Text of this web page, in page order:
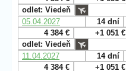
odlet: Viedeň
05.04.2027
14 dní
4 384 €
+1 051 €
odlet: Viedeň
11.04.2027
14 dní
4 384 €
+1 051 €